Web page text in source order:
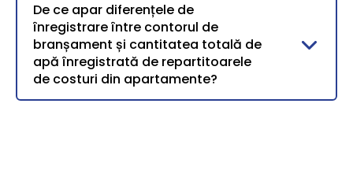
De ce apar diferențele de
înregistrare între contorul de
branșament și cantitatea totală de
apă înregistrată de repartitoarele
de costuri din apartamente?